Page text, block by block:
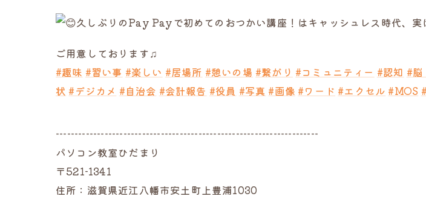
久しぶりのPay Payで初めてのおつかい講座！はキャッシュレス時代、
ご用意しております♫
#趣味 #習い事 #楽しい #居場所 #憩いの場 #繋がり #コミュニティー #認知 #脳
状 #デジカメ #自治会 #会計報告 #役員 #写真 #画像 #ワード #エクセル #MOS
----------------------------------------------------------------------
パソコン教室ひだまり
〒521-1341
住所：滋賀県近江八幡市安土町上豊浦1030